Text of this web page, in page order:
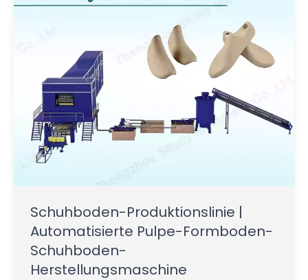
Schuhboden-Produktionslinie |
Automatisierte Pulpe-Formboden-
Schuhboden-
Herstellungsmaschine